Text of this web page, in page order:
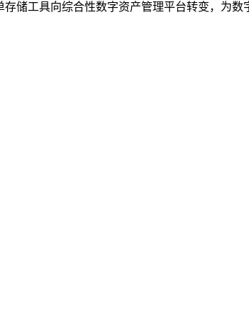
储工具向综合性数字资产管理平台转变，为数